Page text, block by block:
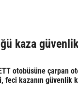
kaza
otobüsüne çarpan
feci kazanın güvenlik